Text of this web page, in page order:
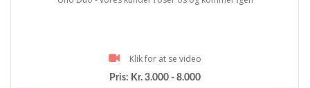
Klik for at se video
Pris: Kr. 3.000 - 8.000